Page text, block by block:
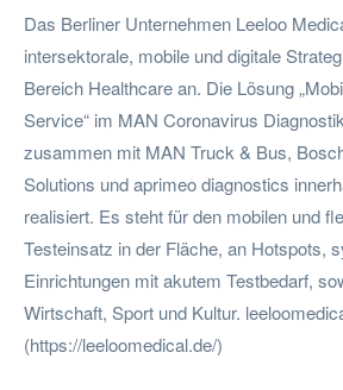
Das Berliner Unternehmen Leeloo
intersektorale, mobile und digitale
Bereich Healthcare an. Die Lösung
Service“ im MAN Coronavirus
zusammen mit MAN Truck & Bus,
Solutions und aprimeo diagnostics
realisiert. Es steht für den mobilen und
Testeinsatz in der Fläche, an Hotspots,
Einrichtungen mit akutem Testbedarf,
Wirtschaft, Sport und Kultur.
(https://leeloomedical.de/)